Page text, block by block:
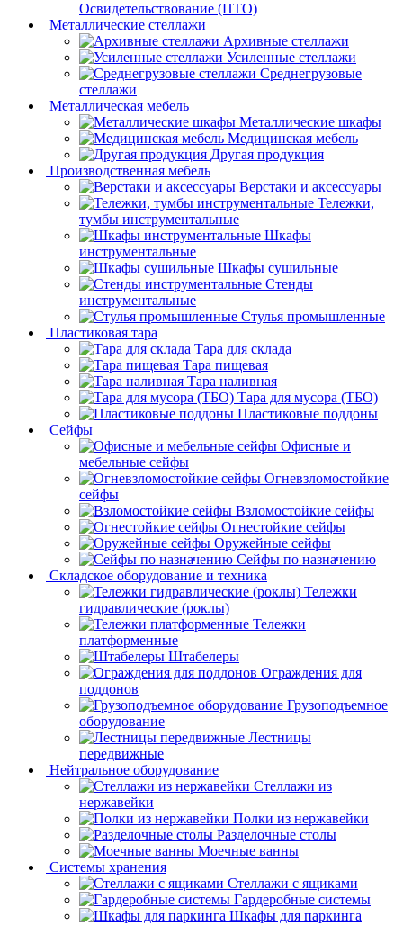
Освидетельствование (ПТО)
Металлические стеллажи
Архивные стеллажи
Усиленные стеллажи
Среднегрузовые
стеллажи
Металлическая мебель
Металлические шкафы
Медицинская мебель
Другая продукция
Производственная мебель
Верстаки и аксессуары
Тележки,
тумбы инструментальные
Шкафы
инструментальные
Шкафы сушильные
Стенды
инструментальные
Cтулья промышленные
Пластиковая тара
Тара для склада
Тара пищевая
Тара наливная
Тара для мусора (ТБО)
Пластиковые поддоны
Сейфы
Офисные и
мебельные сейфы
Огневзломостойкие
сейфы
Взломостойкие сейфы
Огнестойкие сейфы
Оружейные сейфы
Сейфы по назначению
Складское оборудование и техника
Тележки
гидравлические (роклы)
Тележки
платформенные
Штабелеры
Ограждения для
поддонов
Грузоподъемное
оборудование
Лестницы
передвижные
Нейтральное оборудование
Стеллажи из
нержавейки
Полки из нержавейки
Разделочные столы
Моечные ванны
Системы хранения
Стеллажи с ящиками
Гардеробные системы
Шкафы для паркинга